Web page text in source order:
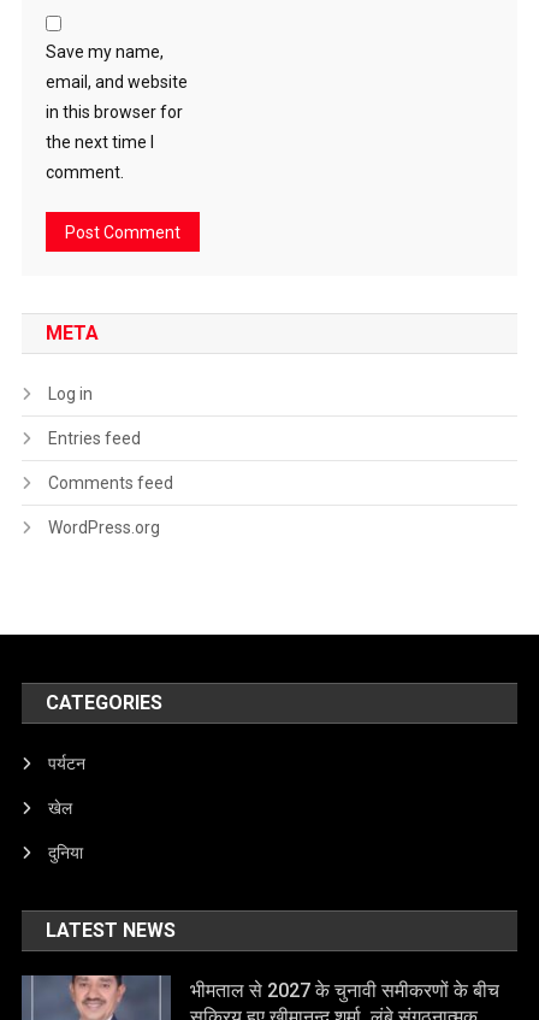
Save my name,
email, and website
in this browser for
the next time I
comment.
META
Log in
Entries feed
Comments feed
WordPress.org
CATEGORIES
पर्यटन
खेल
दुनिया
LATEST NEWS
भीमताल से 2027 के चुनावी समीकरणों के बीच